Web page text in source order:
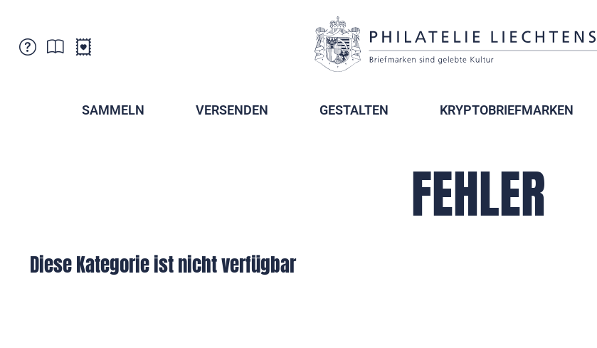
Verkaufsstellen
Abonnemente
SAMMELN VERSENDEN GESTALTEN KRYPTOBRIEFMARKEN
FEHLER
Diese Kategorie ist nicht verfügbar